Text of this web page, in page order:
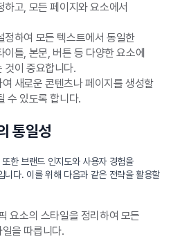
고, 모든 페이지와 요소에서
정하여 모든 텍스트에서 동일한
틀, 본문, 버튼 등 다양한 요소에
것이 중요합니다.
새로운 콘텐츠나 페이지를 생성할
수 있도록 합니다.
통일성
한 브랜드 인지도와 사용자 경험을
니다. 이를 위해 다음과 같은 전략을 활용할
요소의 스타일을 정리하여 모든
을 따릅니다.